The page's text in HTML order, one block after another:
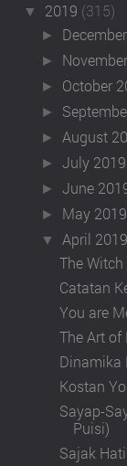
▼ 2019 (315)
►
►
► October
►
►August
►July 2019
►June
► May 2019
▼April 2019
The
Catatan
You are
The Art
Dinamika
Kostan
Sayap-
Puisi)
Sajak